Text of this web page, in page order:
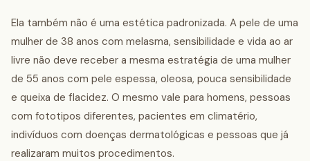
Ela também não é uma estética padronizada. A pele de uma
mulher de 38 anos com melasma, sensibilidade e vida ao ar
livre não deve receber a mesma estratégia de uma mulher
de 55 anos com pele espessa, oleosa, pouca sensibilidade
e queixa de flacidez. O mesmo vale para homens, pessoas
com fototipos diferentes, pacientes em climatério,
indivíduos com doenças dermatológicas e pessoas que já
realizaram muitos procedimentos.